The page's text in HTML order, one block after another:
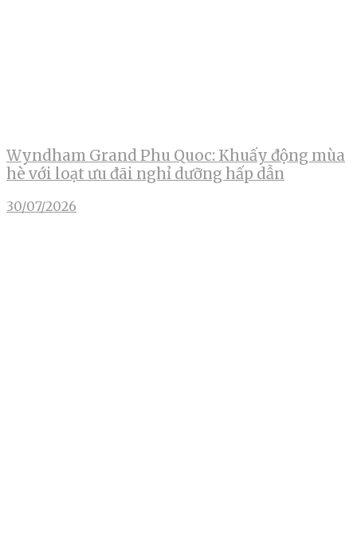
Wyndham Grand Phu Quoc: Khuấy động mùa
hè với loạt ưu đãi nghỉ dưỡng hấp dẫn
30/07/2026